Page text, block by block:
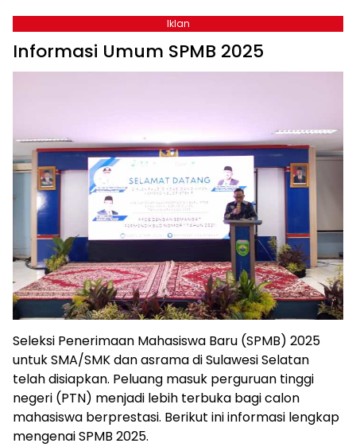
Iklan
Informasi Umum SPMB 2025
Seleksi Penerimaan Mahasiswa Baru (SPMB) 2025
untuk SMA/SMK dan asrama di Sulawesi Selatan
telah disiapkan. Peluang masuk perguruan tinggi
negeri (PTN) menjadi lebih terbuka bagi calon
mahasiswa berprestasi. Berikut ini informasi lengkap
mengenai SPMB 2025.